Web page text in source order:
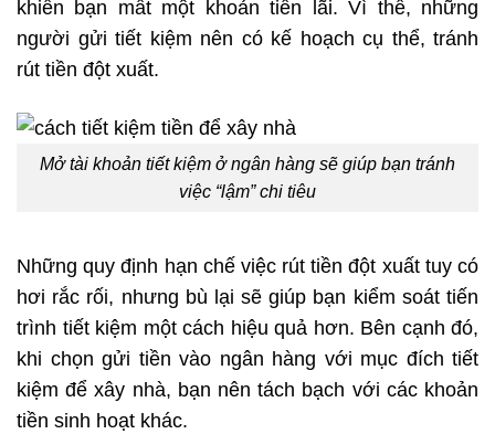
khiến bạn mất một khoản tiền lãi. Vì thế, những
người gửi tiết kiệm nên có kế hoạch cụ thể, tránh
rút tiền đột xuất.
Mở tài khoản tiết kiệm ở ngân hàng sẽ giúp bạn tránh
việc “lậm” chi tiêu
Những quy định hạn chế việc rút tiền đột xuất tuy có
hơi rắc rối, nhưng bù lại sẽ giúp bạn kiểm soát tiến
trình tiết kiệm một cách hiệu quả hơn. Bên cạnh đó,
khi chọn gửi tiền vào ngân hàng với mục đích tiết
kiệm để xây nhà, bạn nên tách bạch với các khoản
tiền sinh hoạt khác.